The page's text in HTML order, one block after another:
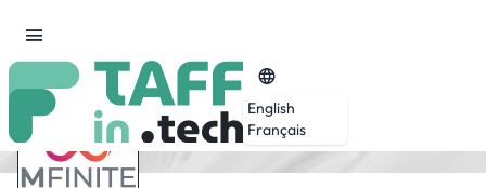
English
Français